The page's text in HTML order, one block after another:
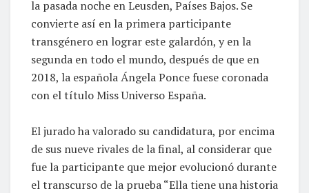
la pasada noche en Leusden, Países Bajos. Se
convierte así en la primera participante
transgénero en lograr este galardón, y en la
segunda en todo el mundo, después de que en
2018, la española Ángela Ponce fuese coronada
con el título Miss Universo España.
El jurado ha valorado su candidatura, por encima
de sus nueve rivales de la final, al considerar que
fue la participante que mejor evolucionó durante
el transcurso de la prueba “Ella tiene una historia